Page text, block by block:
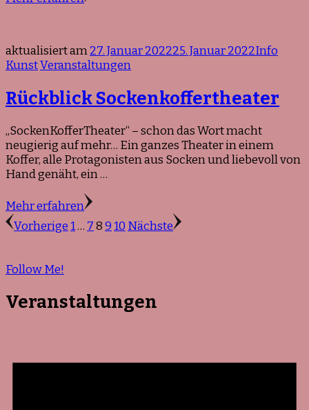
aktualisiert am27. Januar 202225. Januar 2022Info
KunstVeranstaltungen
Rückblick Sockenkoffertheater
„SockenKofferTheater“ – schon das Wort macht
neugierig auf mehr… Ein ganzes Theater in einem
Koffer, alle Protagonisten aus Socken und liebevoll von
Hand genäht, ein …
Mehr erfahren
Seitennummerierung
Beiträge
VorherigeSeite
1… Seite
7Seite
8 Seite
9Seite
10 Nächste
Follow Me!
Veranstaltungen